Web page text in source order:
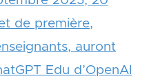
de première,
auront
Edu d’OpenAI